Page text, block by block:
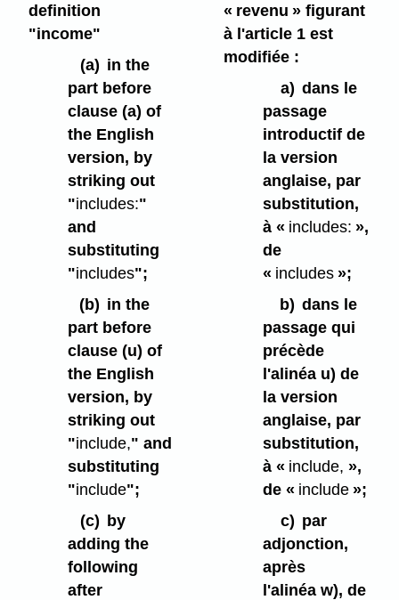
definition
"income"
(a) in the
part before
clause (a) of
the English
version, by
striking out
"includes:"
and
substituting
"includes";
(b) in the
part before
clause (u) of
the English
version, by
striking out
"include," and
substituting
"include";
(c) by
adding the
following
after
« revenu » figurant
à l'article 1 est
modifiée :
a) dans le
passage
introductif de
la version
anglaise, par
substitution,
à « includes: »,
de
« includes »;
b) dans le
passage qui
précède
l'alinéa u) de
la version
anglaise, par
substitution,
à « include, »,
de « include »;
c) par
adjonction,
après
l'alinéa w), de